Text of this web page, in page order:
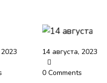
14 августа, 2023
0 Comments